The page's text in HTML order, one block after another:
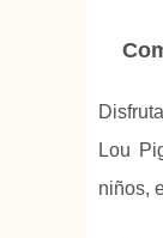
Lou
niños,